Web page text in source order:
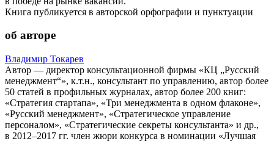
Книга публикуется в авторской орфографии и пунктуации
об авторе
Владимир Токарев
Автор — директор консультационной фирмы «КЦ „Русский
менеджмент“», к.т.н., консультант по управлению, автор более
50 статей в профильных журналах, автор более 200 книг:
«Стратегия стартапа», «Три менеджмента в одном флаконе»,
«Русский менеджмент», «Стратегическое управление
персоналом», «Стратегические секреты консультанта» и др.,
в 2012–2017 гг. член жюри конкурса в номинации «Лучшая